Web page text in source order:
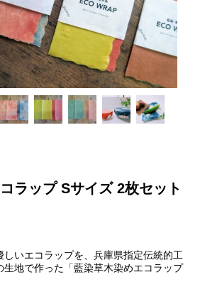
ラップ Sサイズ 2枚セット
いエコラップを、兵庫県指定伝統的工
地で作った「藍染草木染めエコラップ